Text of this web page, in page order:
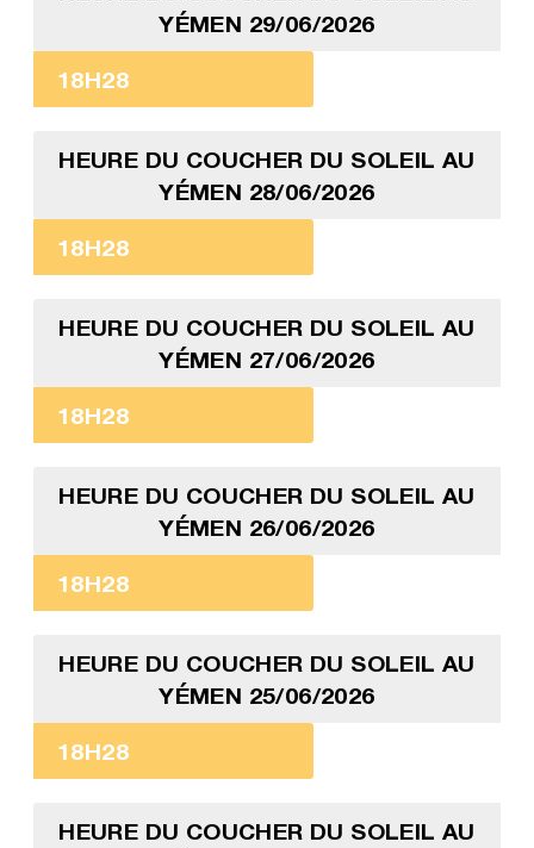
YÉMEN 29/06/2026
18H28
HEURE DU COUCHER DU SOLEIL AU
YÉMEN 28/06/2026
18H28
HEURE DU COUCHER DU SOLEIL AU
YÉMEN 27/06/2026
18H28
HEURE DU COUCHER DU SOLEIL AU
YÉMEN 26/06/2026
18H28
HEURE DU COUCHER DU SOLEIL AU
YÉMEN 25/06/2026
18H28
HEURE DU COUCHER DU SOLEIL AU